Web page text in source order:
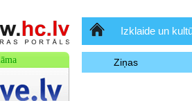
SākumlapaIzklaide un
Ziņas